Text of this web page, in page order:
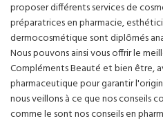
proposer différents services de
préparatrices en pharmacie,
dermocosmétique sont diplômés
Nous pouvons ainsi vous offrir le
Compléments Beauté et bien être,
pharmaceutique pour garantir
nous veillons à ce que nos conseils
comme le sont nos conseils en